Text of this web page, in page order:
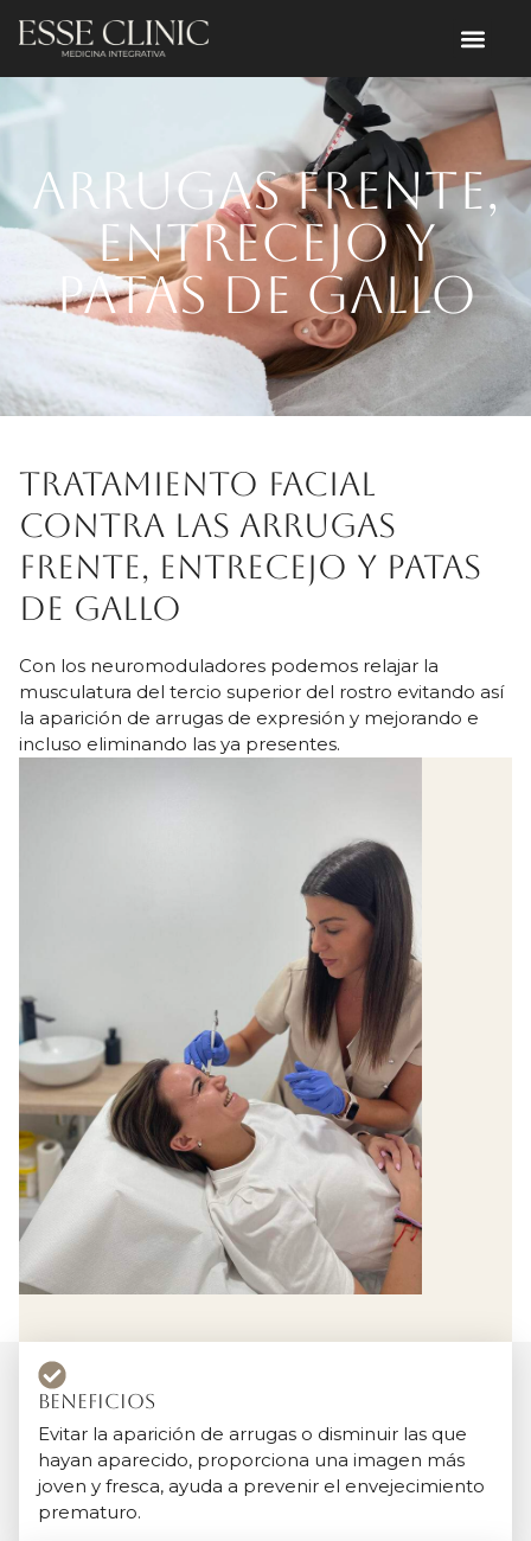
Arrugas frente,
entrecejo y
patas de gallo
Tratamiento facial
contra las arrugas
frente, entrecejo y patas
de gallo
Con los neuromoduladores podemos relajar la
musculatura del tercio superior del rostro evitando así
la aparición de arrugas de expresión y mejorando e
incluso eliminando las ya presentes.
Beneficios
Evitar la aparición de arrugas o disminuir las que
hayan aparecido, proporciona una imagen más
joven y fresca, ayuda a prevenir el envejecimiento
prematuro.